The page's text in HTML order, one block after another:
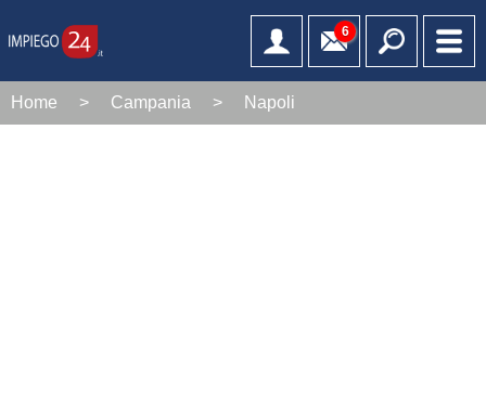
6
Home > Campania > Napoli